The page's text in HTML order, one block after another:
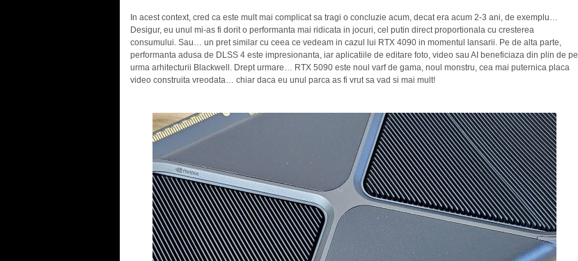
In acest context, cred ca este mult mai complicat sa tragi o concluzie acum, decat era acum 2-3 ani, de exemplu…
Desigur, eu unul mi-as fi dorit o performanta mai ridicata in jocuri, cel putin direct proportionala cu cresterea
consumului. Sau… un pret similar cu ceea ce vedeam in cazul lui RTX 4090 in momentul lansarii. Pe de alta parte,
performanta adusa de DLSS 4 este impresionanta, iar aplicatiile de editare foto, video sau AI beneficiaza din plin de pe
urma arhitecturii Blackwell. Drept urmare… RTX 5090 este noul varf de gama, noul monstru, cea mai puternica placa
video construita vreodata… chiar daca eu unul parca as fi vrut sa vad si mai mult!